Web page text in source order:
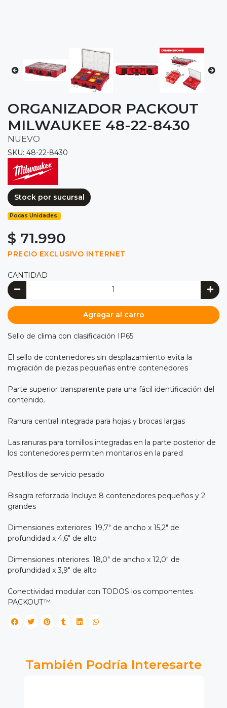
ORGANIZADOR PACKOUT
MILWAUKEE 48-22-8430
NUEVO
SKU: 48-22-8430
Stock por sucursal
Pocas Unidades.
$ 71.990
PRECIO EXCLUSIVO INTERNET
CANTIDAD
Agregar al carro
Sello de clima con clasificación IP65
El sello de contenedores sin desplazamiento evita la
migración de piezas pequeñas entre contenedores
Parte superior transparente para una fácil identificación del
contenido.
Ranura central integrada para hojas y brocas largas
Las ranuras para tornillos integradas en la parte posterior de
los contenedores permiten montarlos en la pared
Pestillos de servicio pesado
Bisagra reforzada Incluye 8 contenedores pequeños y 2
grandes
Dimensiones exteriores: 19,7" de ancho x 15,2" de
profundidad x 4,6" de alto
Dimensiones interiores: 18,0" de ancho x 12,0" de
profundidad x 3,9" de alto
Conectividad modular con TODOS los componentes
PACKOUT™
También Podría Interesarte